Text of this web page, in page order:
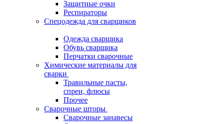
Защитные очки
Респираторы
Спецодежда для сварщиков
Одежда сварщика
Обувь сварщика
Перчатки сварочные
Химические материалы для
сварки
Травильные пасты,
спреи, флюсы
Прочее
Сварочные шторы
Сварочные занавесы